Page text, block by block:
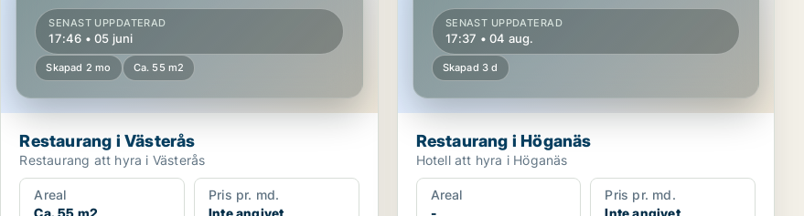
SENAST UPPDATERAD
17:46 • 05 juni
Skapad 2 mo Ca. 55 m2
Restaurang i Västerås
Restaurang att hyra i Västerås
Areal
Ca. 55 m2
Pris pr. md.
Inte angivet
SENAST UPPDATERAD
17:37 • 04 aug.
Skapad 3 d
Restaurang i Höganäs
Hotell att hyra i Höganäs
Areal
-
Pris pr. md.
Inte angivet